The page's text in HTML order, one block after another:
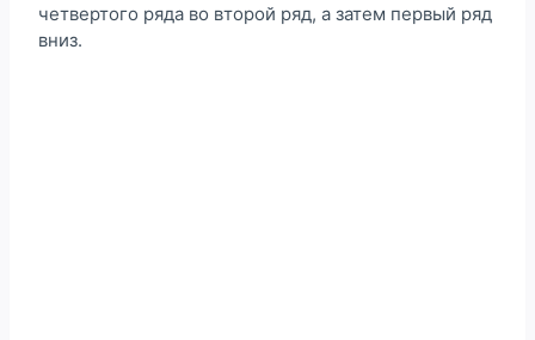
четвертого ряда во второй ряд, а затем первый ряд
вниз.